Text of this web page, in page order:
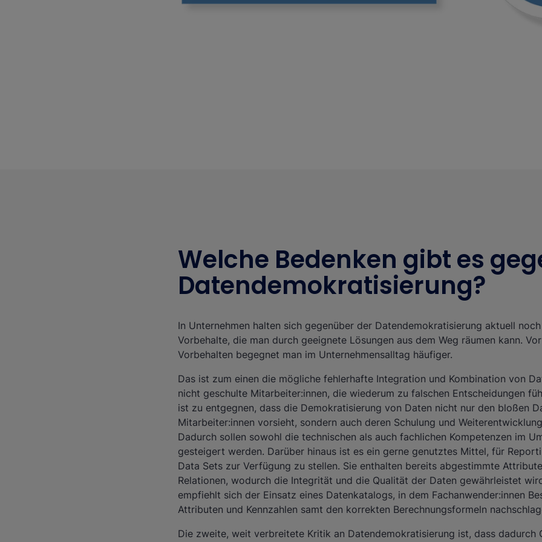
Welche Bedenken gibt es
Datendemokratisierung?
In Unternehmen halten sich gegenüber der Datendemokratisierung aktuell
Vorbehalte, die man durch geeignete Lösungen aus dem Weg räumen kann.
Vorbehalten begegnet man im Unternehmensalltag häufiger.
Das ist zum einen die mögliche fehlerhafte Integration und Kombination von
nicht geschulte Mitarbeiter:innen, die wiederum zu falschen Entscheidungen
ist zu entgegnen, dass die Demokratisierung von Daten nicht nur den bloßen
Mitarbeiter:innen vorsieht, sondern auch deren Schulung und
Dadurch sollen sowohl die technischen als auch fachlichen Kompetenzen im
gesteigert werden. Darüber hinaus ist es ein gerne genutztes Mittel, für
Data Sets zur Verfügung zu stellen. Sie enthalten bereits abgestimmte
Relationen, wodurch die Integrität und die Qualität der Daten gewährleistet
empfiehlt sich der Einsatz eines Datenkatalogs, in dem Fachanwender:innen
Attributen und Kennzahlen samt den korrekten Berechnungsformeln
Die zweite, weit verbreitete Kritik an Datendemokratisierung ist, dass dadurch